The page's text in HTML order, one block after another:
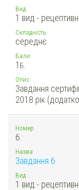
Вид
1 вид -
Складність
середнє
Бали
1 Б.
Опис
Завдання
2018 рік
Номер
6.
Назва
Завдання 6
Вид
1 вид -